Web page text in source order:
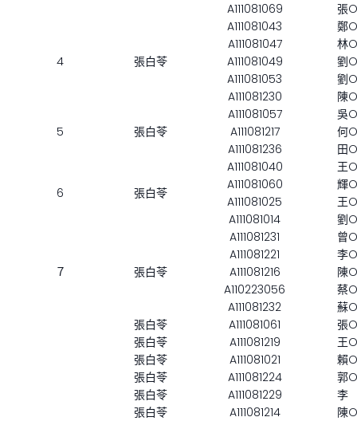
A111081069
張
4 張白苓
A111081043
鄭
A111081047
林
A111081049
劉
A111081053
劉
A111081230
陳
5 張白苓
A111081057
吳
A111081217
何
A111081236
田
6 張白苓
A111081040
王
A111081060
輝
A111081025
王
A111081014
劉
７ 張白苓
A111081231
曾
A111081221
李
A111081216
陳
A110223056
蔡
A111081232
蘇
張白苓
A111081061
張
張白苓
A111081219
王
張白苓
A111081021
賴
張白苓
A111081224
郭
張白苓
A111081229
李
張白苓
A111081214
陳